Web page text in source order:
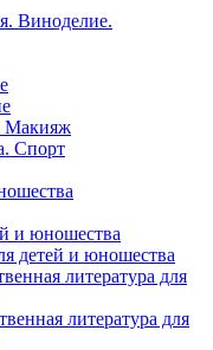
Виноделие.
Макияж
Спорт
и юношества
детей и юношества
литература для
литература для